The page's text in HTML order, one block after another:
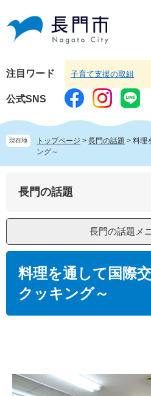
頭
す。
飛
し
本
文
へ
注目ワード 子育て支援の取組
公式SNS
現在地 トップページ > 長門の話題 > 料理
ング～
長門の話題
長門の話題メ
料理を通して国際
クッキング～